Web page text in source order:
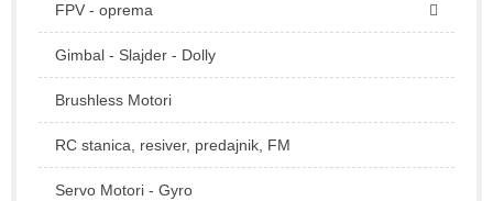
FPV - oprema
Gimbal - Slajder - Dolly
Brushless Motori
RC stanica, resiver, predajnik, FM
Servo Motori - Gyro